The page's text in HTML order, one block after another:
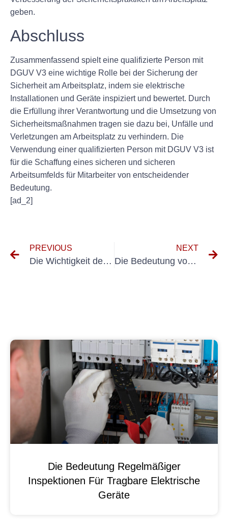
geben.
Abschluss
Zusammenfassend spielt eine qualifizierte Person mit
DGUV V3 eine wichtige Rolle bei der Sicherung der
Sicherheit am Arbeitsplatz, indem sie elektrische
Installationen und Geräte inspiziert und bewertet. Durch
die Erfüllung ihrer Verantwortung und die Umsetzung von
Sicherheitsmaßnahmen tragen sie dazu bei, Unfälle und
Verletzungen am Arbeitsplatz zu verhindern. Die
Verwendung einer qualifizierten Person mit DGUV V3 ist
für die Schaffung eines sicheren und sicheren
Arbeitsumfelds für Mitarbeiter von entscheidender
Bedeutung.
[ad_2]
PREVIOUS
Die Wichtigkeit der regelmäßigen Prüfung der Anlagevermögen: Ein Leitfaden für Ortsfeste Betriebmittel MÜSFEN
NEXT
Die Bedeutung von VDE Messungen für die elektrische Sicherheit
Die Bedeutung Regelmäßiger
Inspektionen Für Tragbare Elektrische
Geräte